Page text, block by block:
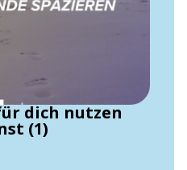
dich nutzen
(1)